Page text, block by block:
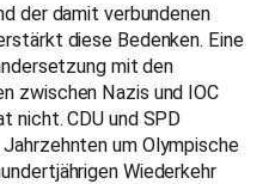
der damit verbundenen
diese Bedenken. Eine
mit den
zwischen Nazis und IOC
nicht. CDU und SPD
um Olympische
Wiederkehr